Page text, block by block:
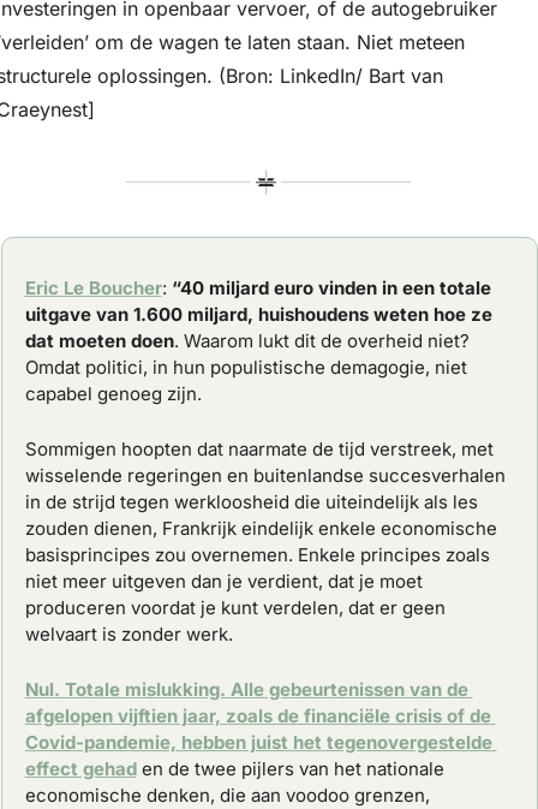
in openbaar vervoer, of de autogebruiker
om de wagen te laten staan. Niet meteen
oplossingen. (Bron: LinkedIn/ Bart van
Eric Le Boucher: “40 miljard euro vinden in een totale
uitgave van 1.600 miljard, huishoudens weten hoe ze
dat moeten doen. Waarom lukt dit de overheid niet?
Omdat politici, in hun populistische demagogie, niet
capabel genoeg zijn.
Sommigen hoopten dat naarmate de tijd verstreek, met
wisselende regeringen en buitenlandse succesverhalen
in de strijd tegen werkloosheid die uiteindelijk als les
zouden dienen, Frankrijk eindelijk enkele economische
basisprincipes zou overnemen. Enkele principes zoals
niet meer uitgeven dan je verdient, dat je moet
produceren voordat je kunt verdelen, dat er geen
welvaart is zonder werk.
Nul. Totale mislukking. Alle gebeurtenissen van de
afgelopen vijftien jaar, zoals de financiële crisis of de
Covid-pandemie, hebben juist het tegenovergestelde
effect gehad en de twee pijlers van het nationale
economische denken, die aan voodoo grenzen,